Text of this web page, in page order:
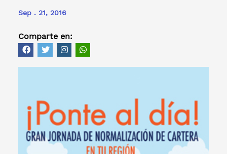
Sep . 21, 2016
Comparte en: